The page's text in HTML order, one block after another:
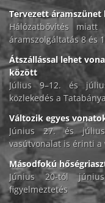
Tervezett áramszünet
Hálózatbővítés
áramszolgáltatás 8 és
Átszállással lehet
között
Július 9–12. és
közlekedés a
Változik egyes
Június 27. és
vasútvonalat is érinti a
Másodfokú
Június 20-tól
figyelmeztetés